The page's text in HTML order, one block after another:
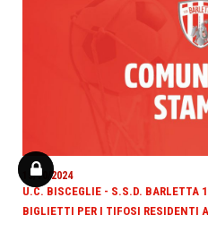
15/10/2024
U.C. BISCEGLIE - S.S.D. BARLETTA
BIGLIETTI PER I TIFOSI RESIDENTI